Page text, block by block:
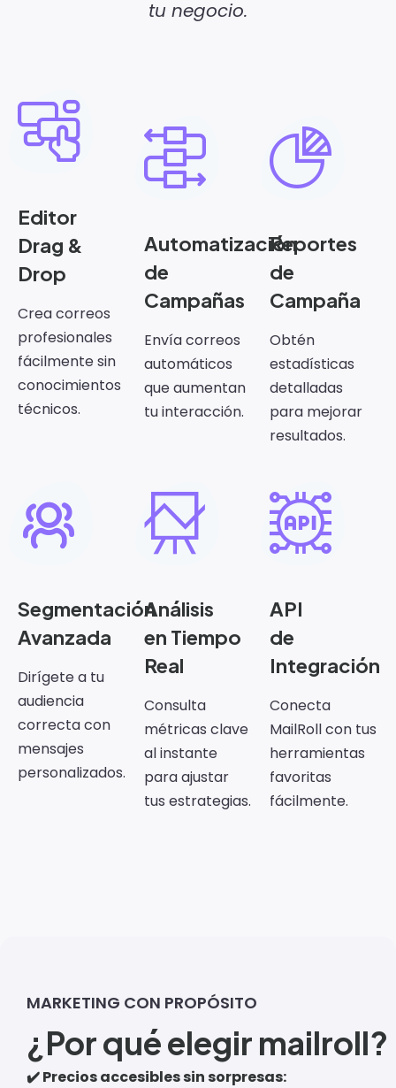
tu negocio.
Editor
Drag &
Drop
Crea correos
profesionales
fácilmente sin
conocimientos
técnicos.
Automatización
de
Campañas
Envía correos
automáticos
que aumentan
tu interacción.
Reportes
de
Campaña
Obtén
estadísticas
detalladas
para mejorar
resultados.
Segmentación
Avanzada
Dirígete a tu
audiencia
correcta con
mensajes
personalizados.
Análisis
en Tiempo
Real
Consulta
métricas clave
al instante
para ajustar
tus estrategias.
API
de
Integración
Conecta
MailRoll con tus
herramientas
favoritas
fácilmente.
MARKETING CON PROPÓSITO
¿Por qué elegir mailroll?
✔️ Precios accesibles sin sorpresas: